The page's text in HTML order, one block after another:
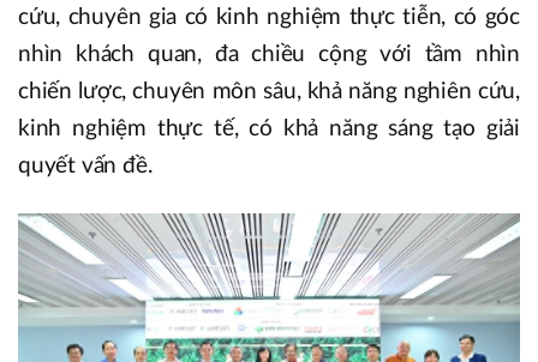
cứu, chuyên gia có kinh nghiệm thực tiễn, có góc
nhìn khách quan, đa chiều cộng với tầm nhìn
chiến lược, chuyên môn sâu, khả năng nghiên cứu,
kinh nghiệm thực tế, có khả năng sáng tạo giải
quyết vấn đề.